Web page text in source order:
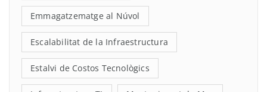
Emmagatzematge al Núvol
Escalabilitat de la Infraestructura
Estalvi de Costos Tecnològics